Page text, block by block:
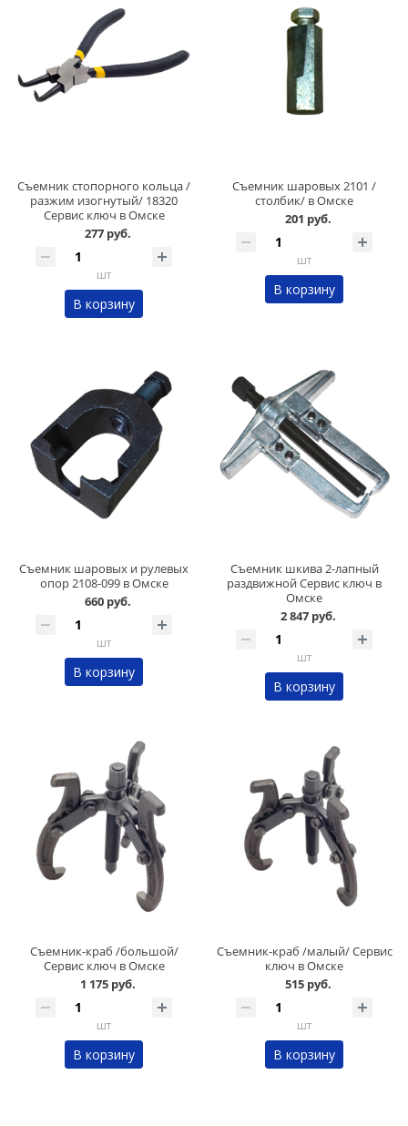
Съемник стопорного кольца /
разжим изогнутый/ 18320
Сервис ключ в Омске
277 руб.
шт
В корзину
Съемник шаровых 2101 /
столбик/ в Омске
201 руб.
шт
В корзину
Съемник шаровых и рулевых
опор 2108-099 в Омске
660 руб.
шт
В корзину
Съемник шкива 2-лапный
раздвижной Сервис ключ в
Омске
2 847 руб.
шт
В корзину
Съемник-краб /большой/
Сервис ключ в Омске
1 175 руб.
шт
В корзину
Съемник-краб /малый/ Сервис
ключ в Омске
515 руб.
шт
В корзину